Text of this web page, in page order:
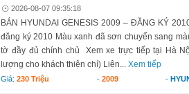
2026-08-07 09:35:18
BÁN HYUNDAI GENESIS 2009 – ĐĂNG KÝ
đăng ký 2010 Màu xanh đã sơn chuyển sang
tờ đầy đủ chính chủ Xem xe trực tiếp tại Hà
lượng cho khách thiện chí) Liên...Xem tiếp
Giá:230 Triệu - 2009 -